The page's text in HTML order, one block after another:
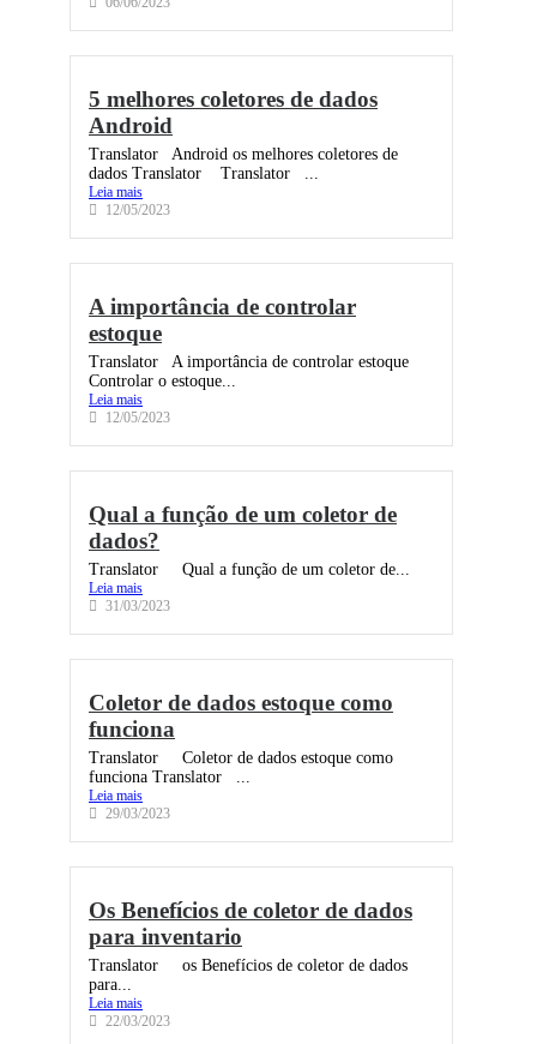
5 melhores coletores de dados
Android​
Translator Android os melhores coletores de
dados Translator Translator ...
Leia mais
12/05/2023
A importância de controlar
estoque
Translator A importância de controlar estoque
Controlar o estoque...
Leia mais
12/05/2023
Qual a função de um coletor de
dados?
Translator Qual a função de um coletor de...
Leia mais
31/03/2023
Coletor de dados estoque como
funciona
Translator Coletor de dados estoque como
funciona Translator ...
Leia mais
29/03/2023
Os Benefícios de coletor de dados
para inventario
Translator os Benefícios de coletor de dados
para...
Leia mais
22/03/2023